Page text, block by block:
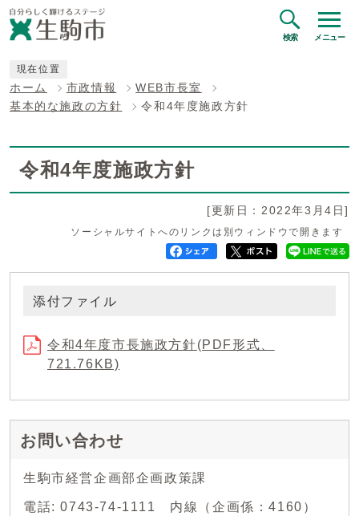
検索 メニュー
現在位置
ホーム 市政情報
WEB市長室
基本的な施政の方針
令和4年度施政方針
令和4年度施政方針
[更新日：2022年3月4日]
ソーシャルサイトへのリンクは別ウィンドウで開きます
添付ファイル
令和4年度市長施政方針(PDF形式、
721.76KB)
お問い合わせ
生駒市経営企画部企画政策課
電話: 0743-74-1111 内線（企画係：4160）